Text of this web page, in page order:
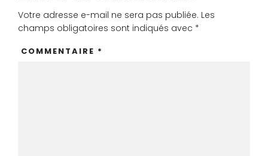
Votre adresse e-mail ne sera pas publiée. Les
champs obligatoires sont indiqués avec *
COMMENTAIRE *